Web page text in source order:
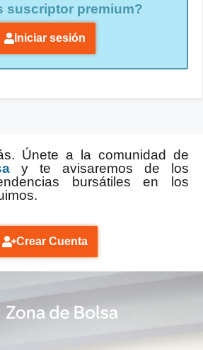
suscriptor premium?
Iniciar sesión
Únete a la comunidad de
y te avisaremos de los
bursátiles en los
Crear Cuenta